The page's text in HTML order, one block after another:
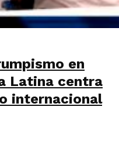
en
Latina centra
internacional